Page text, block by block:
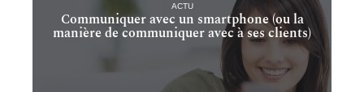
ACTU
Communiquer avec un smartphone (ou la
manière de communiquer avec à ses clients)